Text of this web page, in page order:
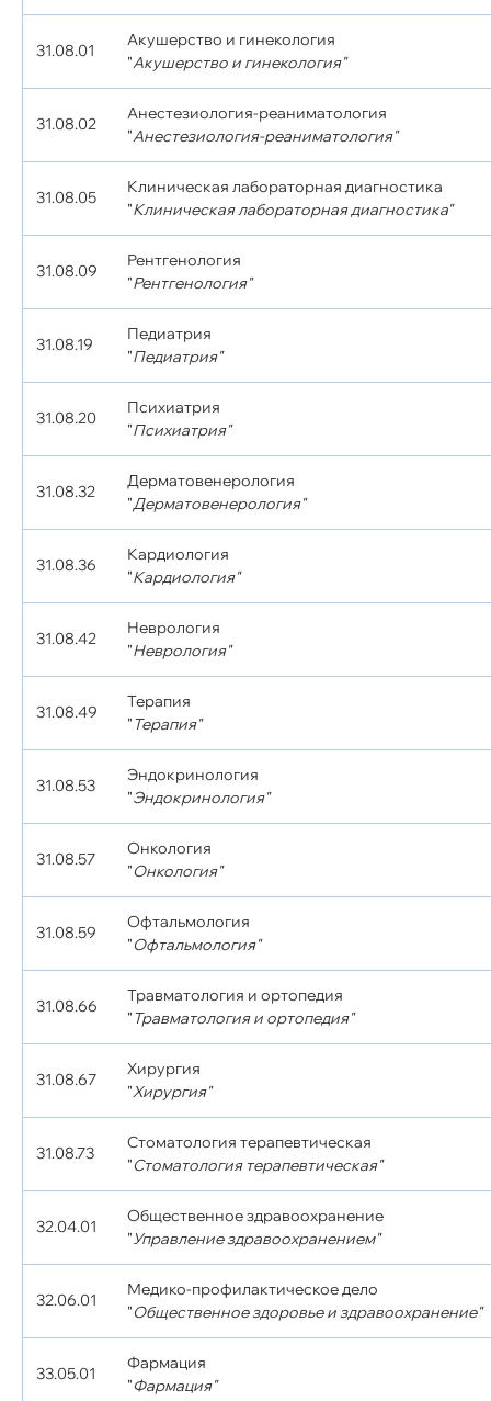
31.08.01
Акушерство и гинекология
"Акушерство и гинекология"
31.08.02
Анестезиология-реаниматология
"Анестезиология-реаниматология"
31.08.05
Клиническая лабораторная диагностика
"Клиническая лабораторная диагностика"
31.08.09
Рентгенология
"Рентгенология"
31.08.19
Педиатрия
"Педиатрия"
31.08.20
Психиатрия
"Психиатрия"
31.08.32
Дерматовенерология
"Дерматовенерология"
31.08.36
Кардиология
"Кардиология"
31.08.42
Неврология
"Неврология"
31.08.49
Терапия
"Терапия"
31.08.53
Эндокринология
"Эндокринология"
31.08.57
Онкология
"Онкология"
31.08.59
Офтальмология
"Офтальмология"
31.08.66
Травматология и ортопедия
"Травматология и ортопедия"
31.08.67
Хирургия
"Хирургия"
31.08.73
Стоматология терапевтическая
"Стоматология терапевтическая"
32.04.01
Общественное здравоохранение
"Управление здравоохранением"
32.06.01
Медико-профилактическое дело
"Общественное здоровье и здравоохранение"
33.05.01
Фармация
"Фармация"